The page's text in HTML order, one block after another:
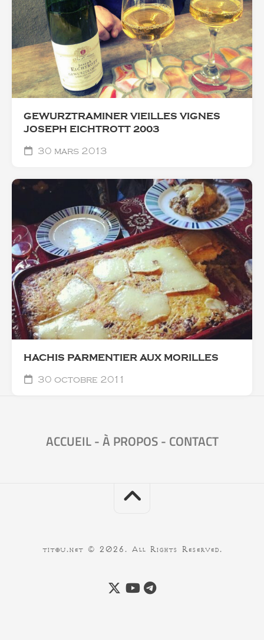
GEWURZTRAMINER VIEILLES VIGNES
JOSEPH EICHTROTT 2003
30 mars 2013
HACHIS PARMENTIER AUX MORILLES
30 octobre 2011
ACCUEIL-À PROPOS- CONTACT
titou.net © 2026. All Rights Reserved.